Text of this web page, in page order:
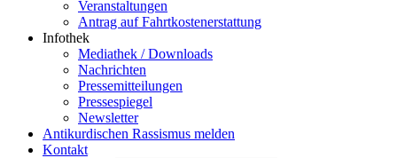
Veranstaltungen
Antrag auf Fahrtkostenerstattung
Infothek
Mediathek / Downloads
Nachrichten
Pressemitteilungen
Pressespiegel
Newsletter
Antikurdischen Rassismus melden
Kontakt